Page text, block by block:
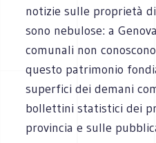
notizie sulle proprietà
sono nebulose: a
comunali non
questo patrimonio
superfici dei demani
bollettini statistici dei
provincia e sulle